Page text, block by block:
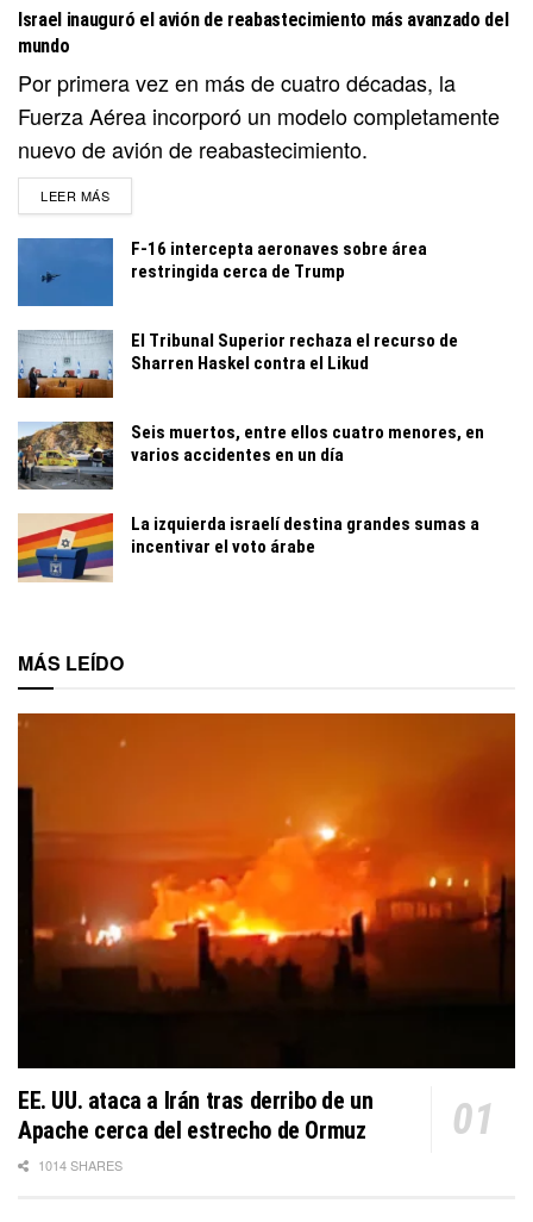
Israel inauguró el avión de reabastecimiento más avanzado del
mundo
Por primera vez en más de cuatro décadas, la
Fuerza Aérea incorporó un modelo completamente
nuevo de avión de reabastecimiento.
LEER MÁSDETAILS
F-16 intercepta aeronaves sobre área
restringida cerca de Trump
El Tribunal Superior rechaza el recurso de
Sharren Haskel contra el Likud
Seis muertos, entre ellos cuatro menores, en
varios accidentes en un día
La izquierda israelí destina grandes sumas a
incentivar el voto árabe
MÁS LEÍDO
EE. UU. ataca a Irán tras derribo de un
Apache cerca del estrecho de Ormuz
1014 SHARES